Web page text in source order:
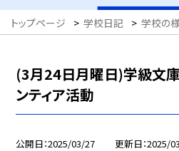
トップページ > 学校日記 > 学校の
(3月24日月曜日)学級文
ンティア活動
公開日 2025/03/27 更新日 2025/